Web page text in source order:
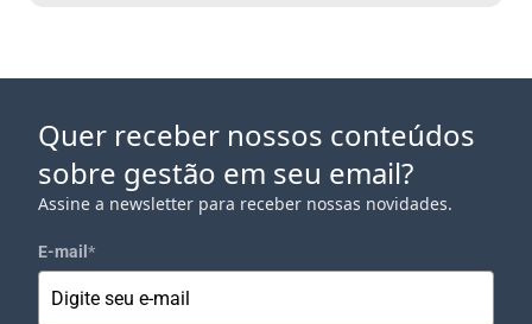
Quer receber nossos conteúdos
sobre gestão em seu email?
Assine a newsletter para receber nossas novidades.
E-mail *